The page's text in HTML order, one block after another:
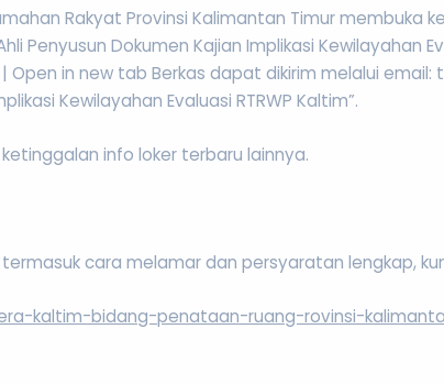
Rakyat Provinsi Kalimantan Timur membuka
Penyusun Dokumen Kajian Implikasi Kewilayahan
in new tab Berkas dapat dikirim melalui
Kewilayahan Evaluasi RTRWP Kaltim”.
info loker terbaru lainnya.
cara melamar dan persyaratan lengkap,
kaltim-bidang-penataan-ruang-rovinsi-